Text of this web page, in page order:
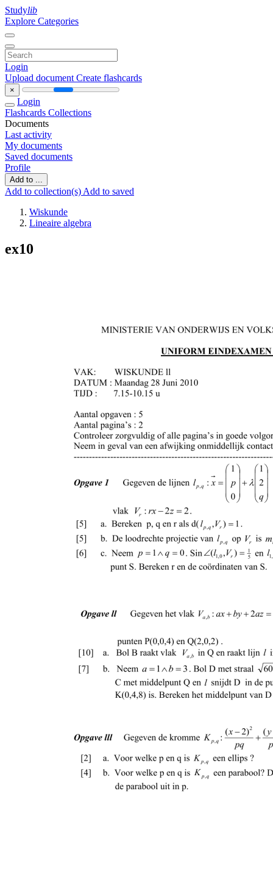
Studylib
Explore Categories
Login
Upload document Create flashcards
×
Login
Flashcards Collections
Documents
Last activity
My documents
Saved documents
Profile
Add to ...
Add to collection(s) Add to saved
Wiskunde
Lineaire algebra
ex10